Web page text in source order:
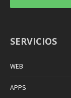
SERVICIOS
WEB
APPS